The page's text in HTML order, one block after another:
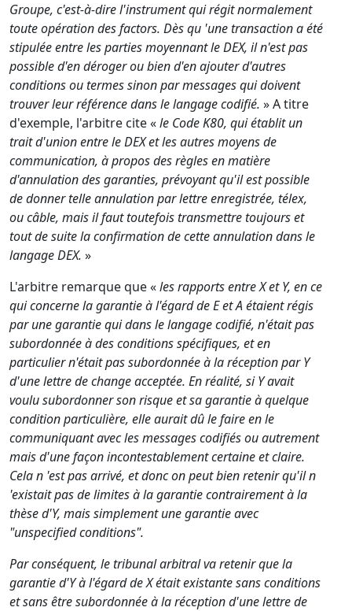
Groupe, c'est-à-dire l'instrument qui régit normalement
toute opération des factors. Dès qu 'une transaction a été
stipulée entre les parties moyennant le DEX, il n'est pas
possible d'en déroger ou bien d'en ajouter d'autres
conditions ou termes sinon par messages qui doivent
trouver leur référence dans le langage codifié. » A titre
d'exemple, l'arbitre cite «le Code K80, qui établit un
trait d'union entre le DEX et les autres moyens de
communication, à propos des règles en matière
d'annulation des garanties, prévoyant qu'il est possible
de donner telle annulation par lettre enregistrée, télex,
ou câble, mais il faut toutefois transmettre toujours et
tout de suite la confirmation de cette annulation dans le
langage DEX. »
L'arbitre remarque que «les rapports entre X et Y, en ce
qui concerne la garantie à l'égard de E et A étaient régis
par une garantie qui dans le langage codifié, n'était pas
subordonnée à des conditions spécifiques, et en
particulier n'était pas subordonnée à la réception par Y
d'une lettre de change acceptée. En réalité, si Y avait
voulu subordonner son risque et sa garantie à quelque
condition particulière, elle aurait dû le faire en le
communiquant avec les messages codifiés ou autrement
mais d'une façon incontestablement certaine et claire.
Cela n 'est pas arrivé, et donc on peut bien retenir qu'il n
'existait pas de limites à la garantie contrairement à la
thèse d'Y, mais simplement une garantie avec
"unspecified conditions".
Par conséquent, le tribunal arbitral va retenir que la
garantie d'Y à l'égard de X était existante sans conditions
et sans être subordonnée à la réception d'une lettre de